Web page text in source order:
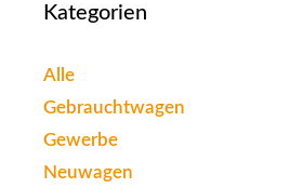
Kategorien
Alle
Gebrauchtwagen
Gewerbe
Neuwagen